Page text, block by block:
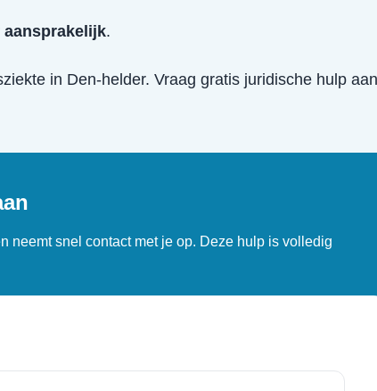
.
in Den-helder. Vraag gratis juridische hulp
neemt snel contact met je op. Deze hulp is volledig